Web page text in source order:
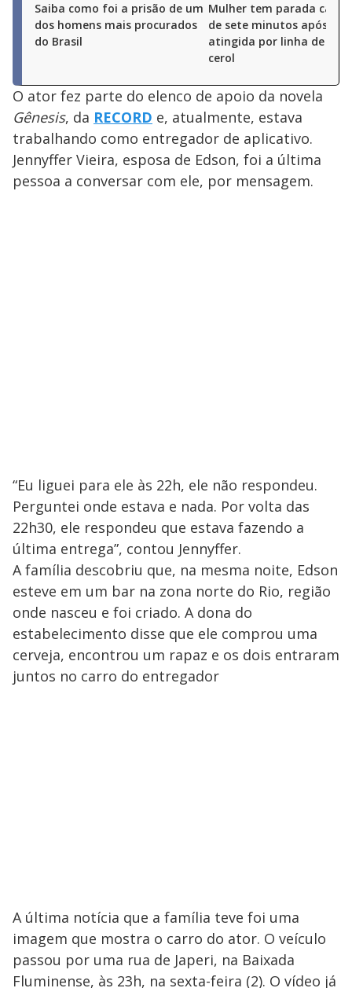
Saiba como foi a prisão de um
dos homens mais procurados
do Brasil
Mulher tem parada
de sete minutos após ser
atingida por linha de
cerol
O ator fez parte do elenco de apoio da novela
Gênesis, da RECORD e, atualmente, estava
trabalhando como entregador de aplicativo.
Jennyffer Vieira, esposa de Edson, foi a última
pessoa a conversar com ele, por mensagem.
“Eu liguei para ele às 22h, ele não respondeu.
Perguntei onde estava e nada. Por volta das
22h30, ele respondeu que estava fazendo a
última entrega”, contou Jennyffer.
A família descobriu que, na mesma noite, Edson
esteve em um bar na zona norte do Rio, região
onde nasceu e foi criado. A dona do
estabelecimento disse que ele comprou uma
cerveja, encontrou um rapaz e os dois entraram
juntos no carro do entregador
A última notícia que a família teve foi uma
imagem que mostra o carro do ator. O veículo
passou por uma rua de Japeri, na Baixada
Fluminense, às 23h, na sexta-feira (2). O vídeo já